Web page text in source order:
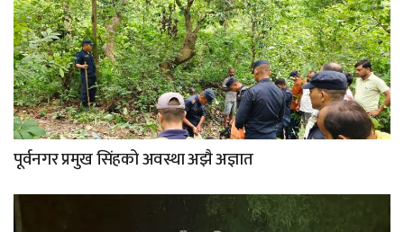
पूर्वनगर प्रमुख सिंहको अवस्था अझै अज्ञात